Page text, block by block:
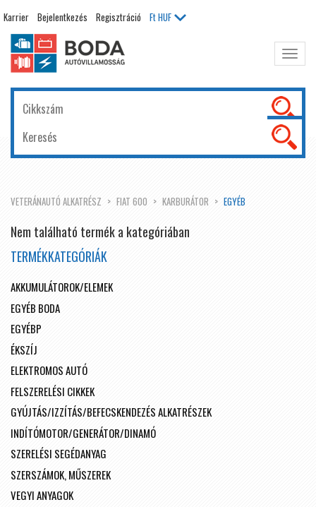
Karrier Bejelentkezés Regisztráció FtHUF
VETERÁNAUTÓ ALKATRÉSZ FIAT 600 KARBURÁTOR EGYÉB
Nem található termék a kategóriában
TERMÉKKATEGÓRIÁK
AKKUMULÁTOROK/ELEMEK
EGYÉB BODA
EGYÉBP
ÉKSZÍJ
ELEKTROMOS AUTÓ
FELSZERELÉSI CIKKEK
GYÚJTÁS/IZZÍTÁS/BEFECSKENDEZÉS ALKATRÉSZEK
INDÍTÓMOTOR/GENERÁTOR/DINAMÓ
SZERELÉSI SEGÉDANYAG
SZERSZÁMOK, MŰSZEREK
VEGYI ANYAGOK